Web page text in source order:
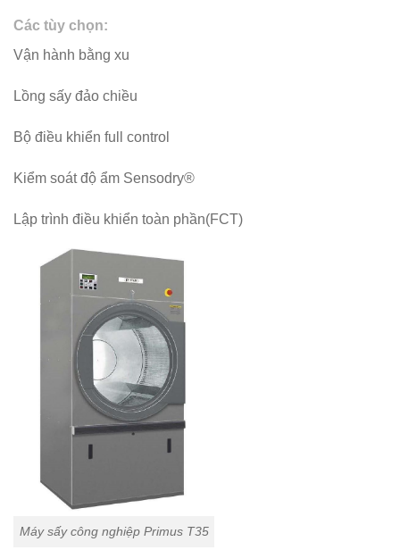
Các tùy chọn:
Vận hành bằng xu
Lồng sấy đảo chiều
Bộ điều khiển full control
Kiểm soát độ ẩm Sensodry®
Lập trình điều khiển toàn phần(FCT)
Máy sấy công nghiệp Primus T35